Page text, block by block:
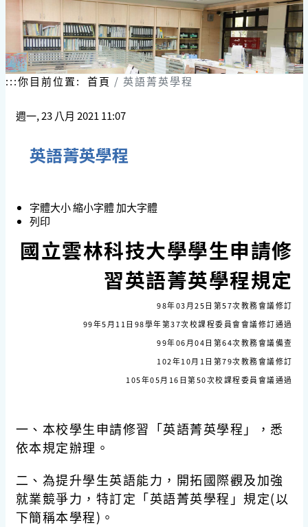
跳
內
容
區
:::你目前位置: 首頁 英語菁英學程
週一, 23 八月 2021 11:07
英語菁英學程
字體大小縮小字體加大字體
列印
國立雲林科技大學學生申請修
習英語菁英學程規定
98年03月25日第57次教務會議修訂
99年5月11日98學年第37次校課程委員會會議修訂通過
99年06月04日第64次教務會議備查
102年10月1日第79次教務會議修訂
105年05月16日第50次校課程委員會議通過
一、本校學生申請修習「英語菁英學程」，悉
依本規定辦理。
二、為提升學生英語能力，開拓國際觀及加強
就業競爭力，特訂定「英語菁英學程」規定(以
下簡稱本學程)。